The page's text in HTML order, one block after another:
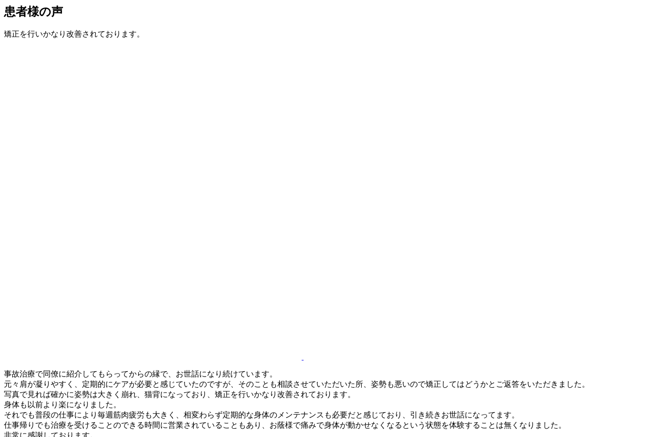
患者様の声
矯正を行いかなり改善されております。
事故治療で同僚に紹介してもらってからの縁で、お世話になり続けています。
元々肩が凝りやすく、定期的にケアが必要と感じていたのですが、そのことも相談させていただいた所、姿勢も悪いので矯正してはどうかとご返答をいただきました。
写真で見れば確かに姿勢は大きく崩れ、猫背になっており、矯正を行いかなり改善されております。
身体も以前より楽になりました。
それでも普段の仕事により毎週筋肉疲労も大きく、相変わらず定期的な身体のメンテナンスも必要だと感じており、引き続きお世話になってます。
仕事帰りでも治療を受けることのできる時間に営業されていることもあり、お蔭様で痛みで身体が動かせなくなるという状態を体験することは無くなりました。
非常に感謝しております。